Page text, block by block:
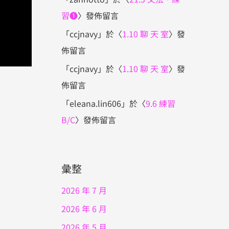
習❶〉發佈留言
「ccjnavy」於〈1.10 聊 天 室〉發
佈留言
「ccjnavy」於〈1.10 聊 天 室〉發
佈留言
「eleana.lin606」於〈9.6 練習
B/C〉發佈留言
彙整
2026 年 7 月
2026 年 6 月